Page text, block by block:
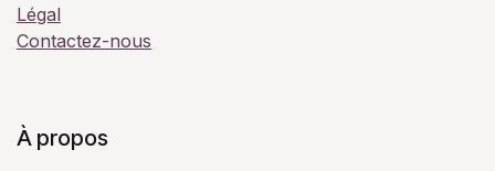
Légal
Contactez-nous
À propos